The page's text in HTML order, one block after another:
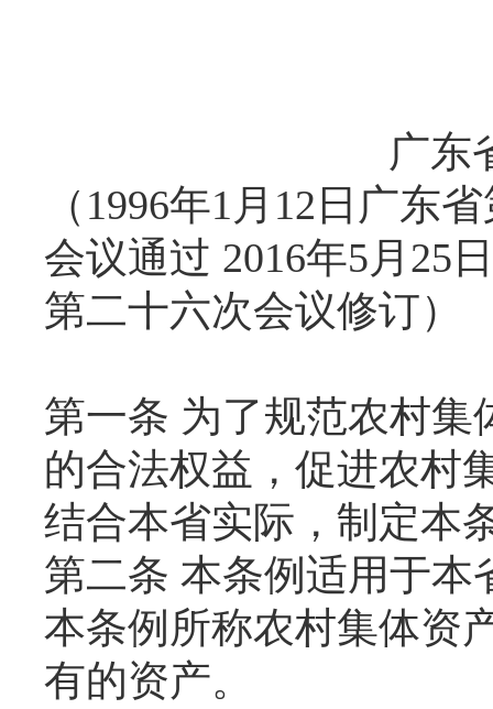
广东
（1996年1月12日广东
会议通过 2016年5月25
第二十六次会议修订）
第一条 为了规范农村集
的合法权益，促进农村
结合本省实际，制定本
第二条 本条例适用于本
本条例所称农村集体资
有的资产。